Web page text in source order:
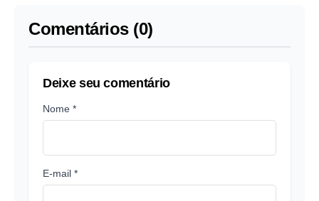
Comentários (0)
Deixe seu comentário
Nome *
E-mail *